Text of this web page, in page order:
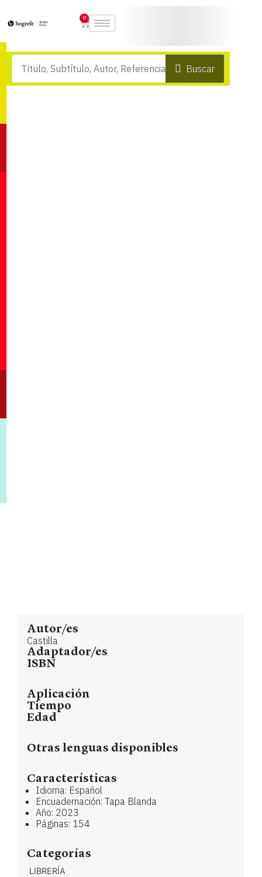
0
Buscar
Autor/es
Castilla
Adaptador/es
ISBN
Aplicación
Tiempo
Edad
Otras lenguas disponibles
Características
Idioma: Español
Encuadernación: Tapa Blanda
Año: 2023
Páginas: 154
Categorías
LIBRERÍA